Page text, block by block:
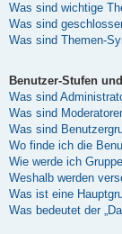
Was sind wichtige
Was sind
Was sind Themen-
Benutzer-Stufen
Was sind
Was sind
Was sind
Wo finde ich die
Wie werde ich
Weshalb werden
Was ist eine
Was bedeutet der